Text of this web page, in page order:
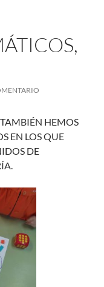
HEMOS
EN LOS QUE
DE